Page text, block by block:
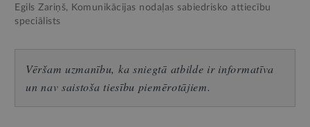
Egils Zariņš, Komunikācijas nodaļas sabiedrisko attiecību
speciālists
Vēršam uzmanību, ka sniegtā atbilde ir informatīva
un nav saistoša tiesību piemērotājiem.